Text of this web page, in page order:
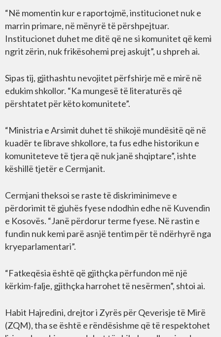
“Në momentin kur e raportojmë, institucionet nuk e
marrin primare, në mënyrë të përshpejtuar.
Institucionet duhet me ditë që ne si komunitet që kemi
ngrit zërin, nuk frikësohemi prej askujt”, u shpreh ai.
Sipas tij, gjithashtu nevojitet përfshirje më e mirë në
edukim shkollor. “Ka mungesë të literaturës që
përshtatet për këto komunitete”.
“Ministria e Arsimit duhet të shikojë mundësitë që në
kuadër te librave shkollore, ta fus edhe historikun e
komuniteteve të tjera që nuk janë shqiptare”, ishte
këshillë tjetër e Cermjanit.
Cermjani theksoi se raste të diskriminimeve e
përdorimit të gjuhës fyese ndodhin edhe në Kuvendin
e Kosovës. “Janë përdorur terme fyese. Në rastin e
fundin nuk kemi parë asnjë tentim për të ndërhyrë nga
kryeparlamentari”.
“Fatkeqësia është që gjithçka përfundon më një
kërkim-falje, gjithçka harrohet të nesërmen”, shtoi ai.
Habit Hajredini, drejtor i Zyrës për Qeverisje të Mirë
(ZQM), tha se është e rëndësishme që të respektohet